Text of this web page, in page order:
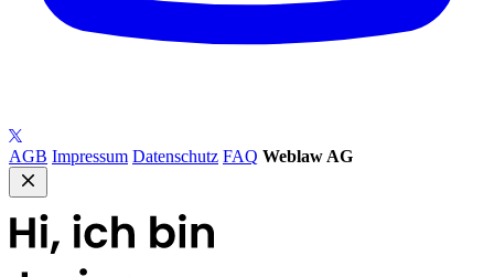
AGB Impressum Datenschutz FAQ Weblaw AG